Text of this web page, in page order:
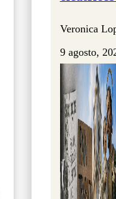
Veronica
9 agosto,